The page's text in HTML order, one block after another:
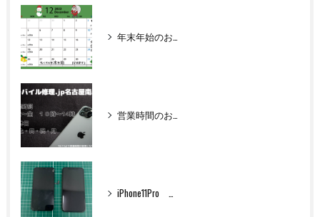
年末年始のお知らせ
営業時間のお知らせ
iPhone11Pro フロントパネル交換